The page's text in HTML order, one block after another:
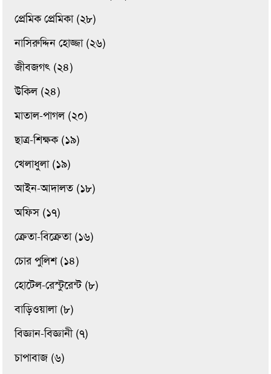
প্রেমিক প্রেমিকা (২৮)
নাসিরুদ্দিন হোজ্জা (২৬)
জীবজগৎ (২৪)
উকিল (২৪)
মাতাল-পাগল (২০)
ছাত্র-শিক্ষক (১৯)
খেলাধুলা (১৯)
আইন-আদালত (১৮)
অফিস (১৭)
ক্রেতা-বিক্রেতা (১৬)
চোর পুলিশ (১৪)
হোটেল-রেস্টুরেন্ট (৮)
বাড়িওয়ালা (৮)
বিজ্ঞান-বিজ্ঞানী (৭)
চাপাবাজ (৬)